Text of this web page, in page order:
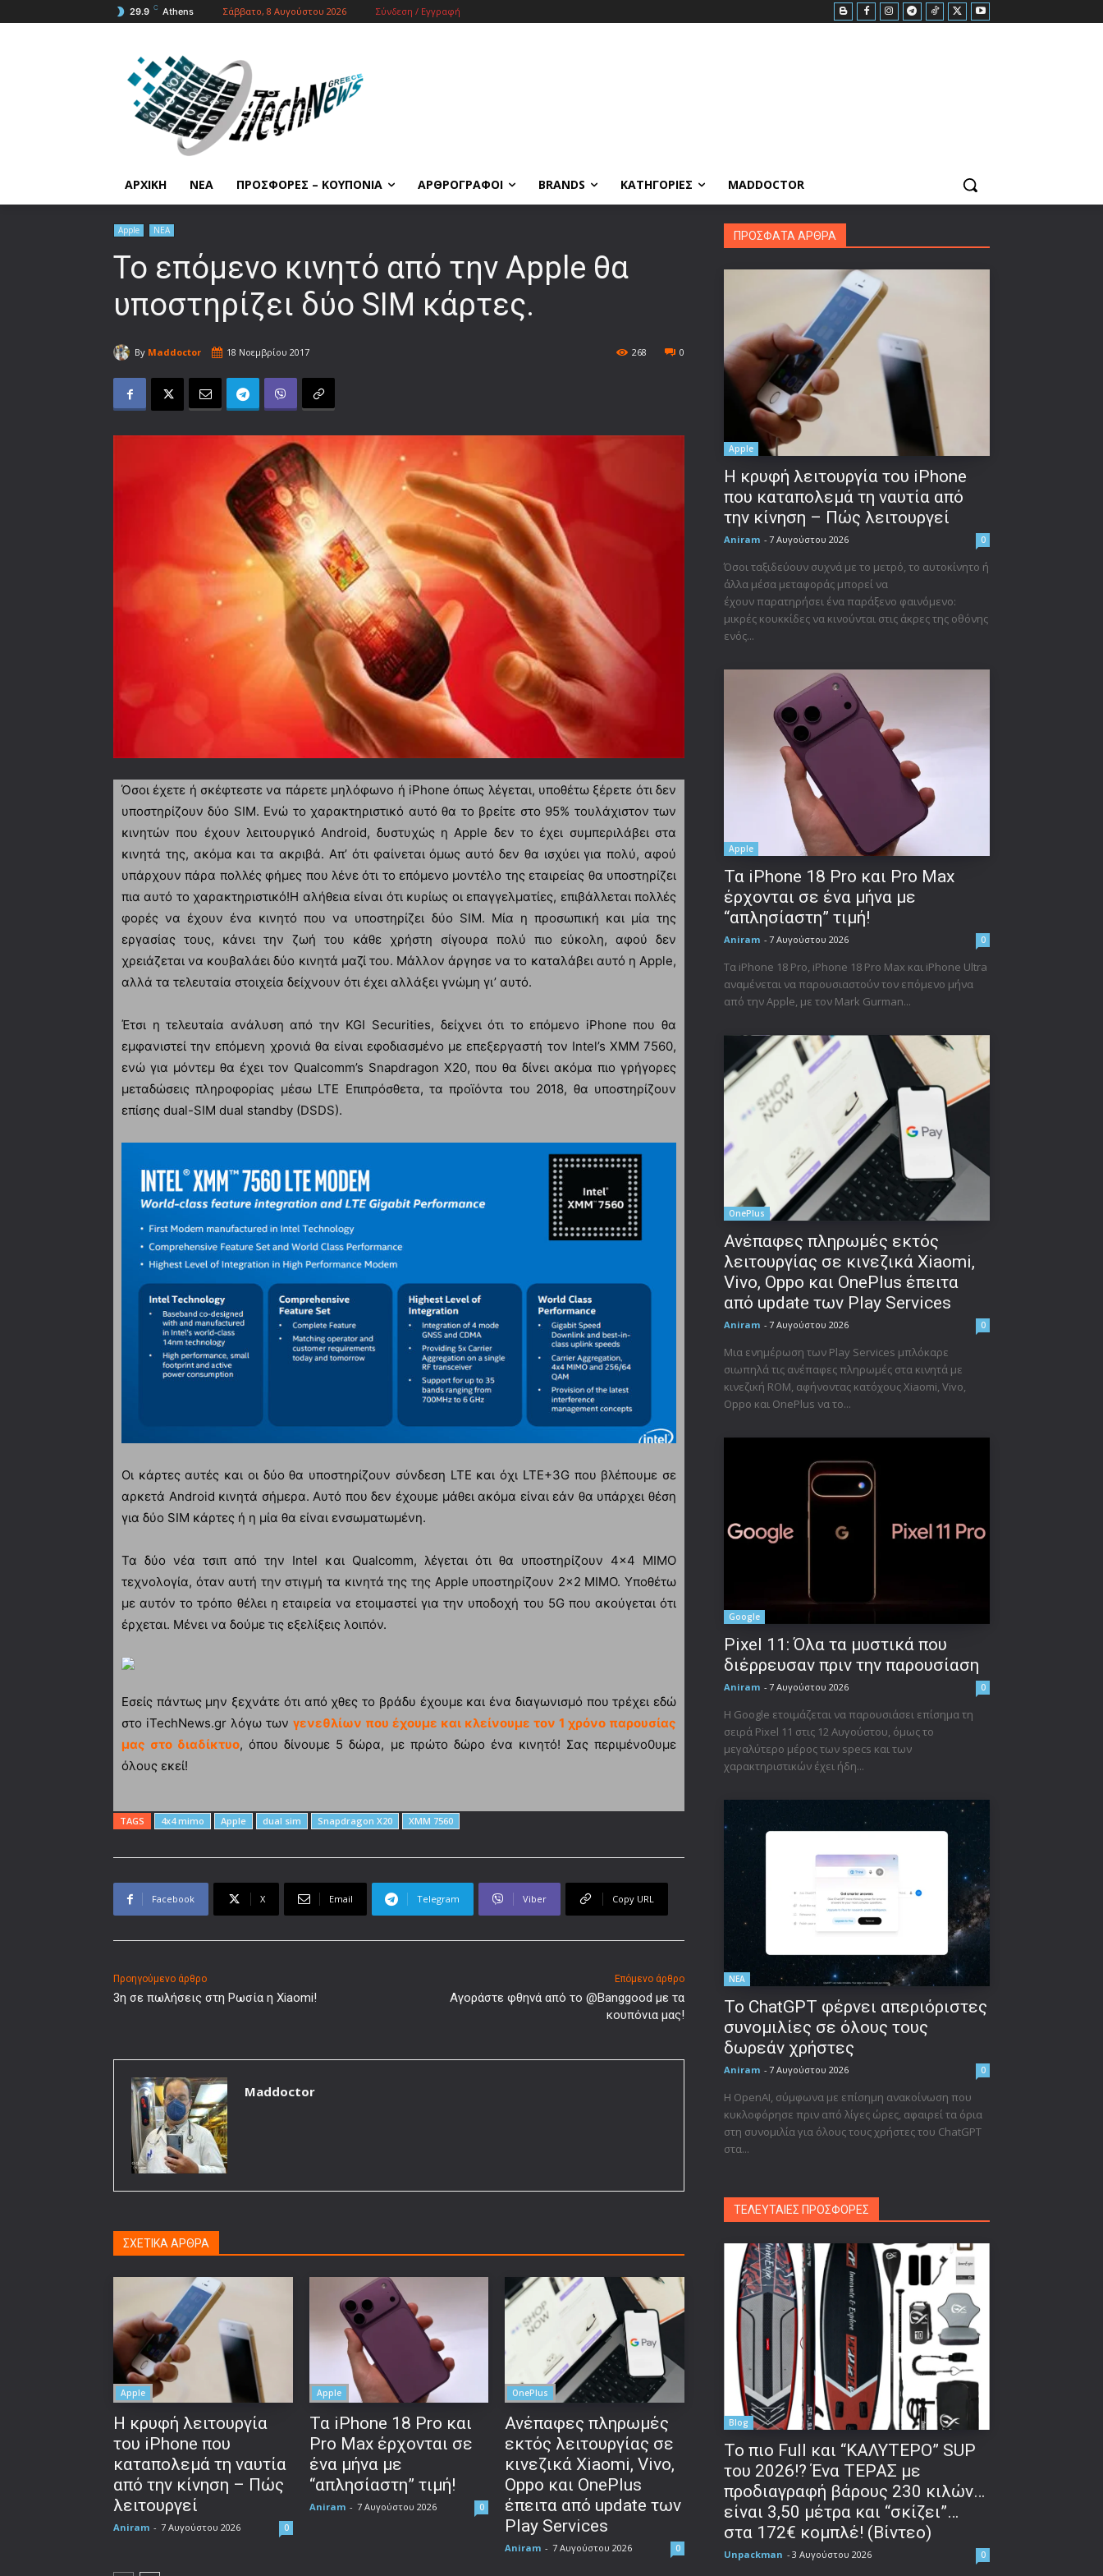
29.9 C Athens Σάββατο, 8 Αυγούστου 2026 Σύνδεση / Εγγραφή
ΑΡΧΙΚΗ ΝΕΑ ΠΡΟΣΦΟΡΕΣ – ΚΟΥΠΟΝΙΑ ΑΡΘΡΟΓΡΑΦΟΙ BRANDS ΚΑΤΗΓΟΡΙΕΣ MADDOCTOR
Apple ΝΕΑ
Το επόμενο κινητό από την Apple θα
υποστηρίζει δύο SIM κάρτες.
By Maddoctor 18 Νοεμβρίου 2017 0
268
Όσοι έχετε ή σκέφτεστε να πάρετε μηλόφωνο ή iPhone όπως λέγεται, υποθέτω ξέρετε ότι δεν
υποστηρίζουν δύο SIM. Ενώ το χαρακτηριστικό αυτό θα το βρείτε στο 95% τουλάχιστον των
κινητών που έχουν λειτουργικό Android, δυστυχώς η Apple δεν το έχει συμπεριλάβει στα
κινητά της, ακόμα και τα ακριβά. Απ’ ότι φαίνεται όμως αυτό δεν θα ισχύει για πολύ, αφού
υπάρχουν πάρα πολλές φήμες που λένε ότι το επόμενο μοντέλο της εταιρείας θα υποστηρίζει
πια αυτό το χαρακτηριστικό!Η αλήθεια είναι ότι κυρίως οι επαγγελματίες, επιβάλλεται πολλές
φορές να έχουν ένα κινητό που να υποστηρίζει δύο SIM. Μία η προσωπική και μία της
εργασίας τους, κάνει την ζωή του κάθε χρήστη σίγουρα πολύ πιο εύκολη, αφού δεν
χρειάζεται να κουβαλάει δύο κινητά μαζί του. Μάλλον άργησε να το καταλάβει αυτό η Apple,
αλλά τα τελευταία στοιχεία δείχνουν ότι έχει αλλάξει γνώμη γι’ αυτό.
Έτσι η τελευταία ανάλυση από την KGI Securities, δείχνει ότι το επόμενο iPhone που θα
εμφανιστεί την επόμενη χρονιά θα είναι εφοδιασμένο με επεξεργαστή τον Intel’s XMM 7560,
ενώ για μόντεμ θα έχει τον Qualcomm’s Snapdragon X20, που θα δίνει ακόμα πιο γρήγορες
μεταδώσεις πληροφορίας μέσω LTE Επιπρόσθετα, τα προϊόντα του 2018, θα υποστηρίζουν
επίσης dual-SIM dual standby (DSDS).
Οι κάρτες αυτές και οι δύο θα υποστηρίζουν σύνδεση LTE και όχι LTE+3G που βλέπουμε σε
αρκετά Android κινητά σήμερα. Αυτό που δεν έχουμε μάθει ακόμα είναι εάν θα υπάρχει θέση
για δύο SIM κάρτες ή η μία θα είναι ενσωματωμένη.
Τα δύο νέα τσιπ από την Intel και Qualcomm, λέγεται ότι θα υποστηρίζουν 4×4 MIMO
τεχνολογία, όταν αυτή την στιγμή τα κινητά της της Apple υποστηρίζουν 2×2 MIMO. Υποθέτω
με αυτόν το τρόπο θέλει η εταιρεία να ετοιμαστεί για την υποδοχή του 5G που ακούγεται ότι
έρχεται. Μένει να δούμε τις εξελίξεις λοιπόν.
Εσείς πάντως μην ξεχνάτε ότι από χθες το βράδυ έχουμε και ένα διαγωνισμό που τρέχει εδώ
στο iTechNews.gr λόγω των γενεθλίων που έχουμε και κλείνουμε τον 1 χρόνο παρουσίας
μας στο διαδίκτυο, όπου δίνουμε 5 δώρα, με πρώτο δώρο ένα κινητό! Σας περιμένο0υμε
όλους εκεί!
TAGS 4x4 mimo Apple dual sim Snapdragon X20 XMM 7560
Facebook X Email Telegram Viber Copy URL
Προηγούμενο άρθρο
3η σε πωλήσεις στη Ρωσία η Xiaomi!
Επόμενο άρθρο
Αγοράστε φθηνά από το @Banggood με τα
κουπόνια μας!
Maddoctor
ΣΧΕΤΙΚΑ ΑΡΘΡΑ
Apple
Η κρυφή λειτουργία
του iPhone που
καταπολεμά τη ναυτία
από την κίνηση – Πώς
λειτουργεί
Aniram - 7 Αυγούστου 2026 0
Apple
Τα iPhone 18 Pro και
Pro Max έρχονται σε
ένα μήνα με
“απλησίαστη” τιμή!
Aniram - 7 Αυγούστου 2026 0
OnePlus
Ανέπαφες πληρωμές
εκτός λειτουργίας σε
κινεζικά Xiaomi, Vivo,
Oppo και OnePlus
έπειτα από update των
Play Services
Aniram - 7 Αυγούστου 2026 0
ΠΡΟΣΦΑΤΑ ΑΡΘΡΑ
Apple
Η κρυφή λειτουργία του iPhone
που καταπολεμά τη ναυτία από
την κίνηση – Πώς λειτουργεί
Aniram - 7 Αυγούστου 2026 0
Όσοι ταξιδεύουν συχνά με το μετρό, το αυτοκίνητο ή
άλλα μέσα μεταφοράς μπορεί να
έχουν παρατηρήσει ένα παράξενο φαινόμενο:
μικρές κουκκίδες να κινούνται στις άκρες της οθόνης
ενός...
Apple
Τα iPhone 18 Pro και Pro Max
έρχονται σε ένα μήνα με
“απλησίαστη” τιμή!
Aniram - 7 Αυγούστου 2026 0
Τα iPhone 18 Pro, iPhone 18 Pro Max και iPhone Ultra
αναμένεται να παρουσιαστούν τον επόμενο μήνα
από την Apple, με τον Mark Gurman...
OnePlus
Ανέπαφες πληρωμές εκτός
λειτουργίας σε κινεζικά Xiaomi,
Vivo, Oppo και OnePlus έπειτα
από update των Play Services
Aniram - 7 Αυγούστου 2026 0
Μια ενημέρωση των Play Services μπλόκαρε
σιωπηλά τις ανέπαφες πληρωμές στα κινητά με
κινεζική ROM, αφήνοντας κατόχους Xiaomi, Vivo,
Oppo και OnePlus να το...
Google
Pixel 11: Όλα τα μυστικά που
διέρρευσαν πριν την παρουσίαση
Aniram - 7 Αυγούστου 2026 0
Η Google ετοιμάζεται να παρουσιάσει επίσημα τη
σειρά Pixel 11 στις 12 Αυγούστου, όμως το
μεγαλύτερο μέρος των specs και των
χαρακτηριστικών έχει ήδη...
ΝΕΑ
Το ChatGPT φέρνει απεριόριστες
συνομιλίες σε όλους τους
δωρεάν χρήστες
Aniram - 7 Αυγούστου 2026 0
Η OpenAI, σύμφωνα με επίσημη ανακοίνωση που
κυκλοφόρησε πριν από λίγες ώρες, αφαιρεί τα όρια
στη συνομιλία για όλους τους χρήστες του ChatGPT
στα...
ΤΕΛΕΥΤΑΙΕΣ ΠΡΟΣΦΟΡΕΣ
Blog
To πιο Full και “ΚΑΛΥΤΕΡΟ” SUP
του 2026!? Ένα ΤΕΡΑΣ με
προδιαγραφή βάρους 230 κιλών…
είναι 3,50 μέτρα και “σκίζει”…
στα 172€ κομπλέ! (Βίντεο)
Unpackman - 3 Αυγούστου 2026 0